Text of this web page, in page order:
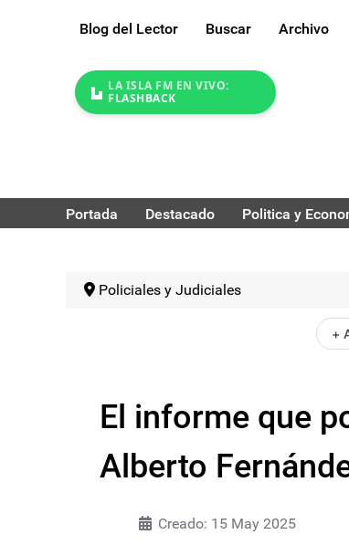
Blog del Lector Buscar Archivo
LA ISLA FM EN VIVO:
FLASHBACK
Portada Destacado Politica y
Policiales y Judiciales
+
El informe que
Alberto
Creado: 15 May 2025